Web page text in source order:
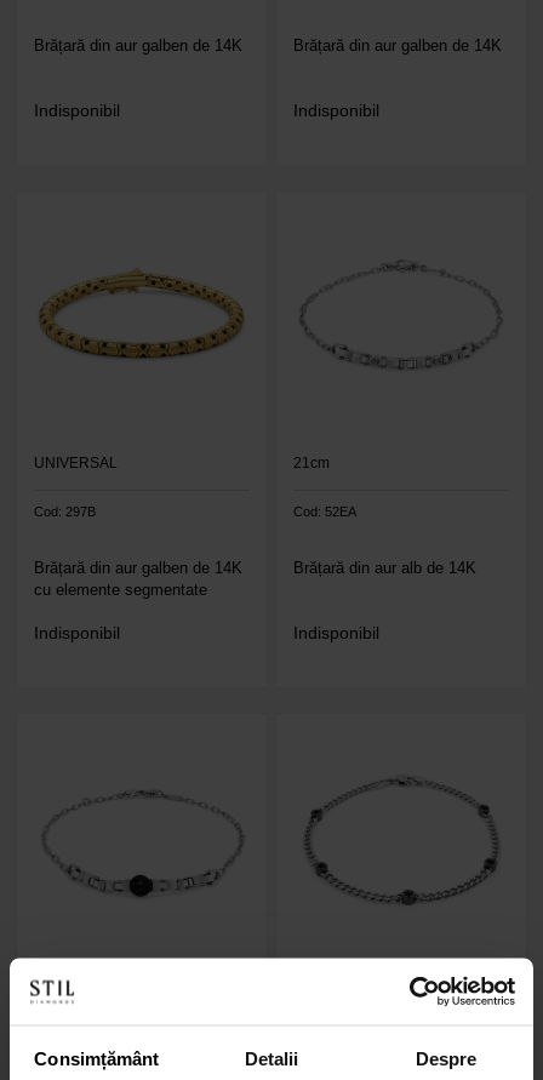
Consimțământ Detalii Despre
Brățară din aur galben de 14K
Indisponibil
Brățară din aur galben de 14K
Indisponibil
UNIVERSAL
Cod: 297B
Brățară din aur galben de 14K
cu elemente segmentate
Indisponibil
21cm
Cod: 52EA
Brățară din aur alb de 14K
Indisponibil
21cm